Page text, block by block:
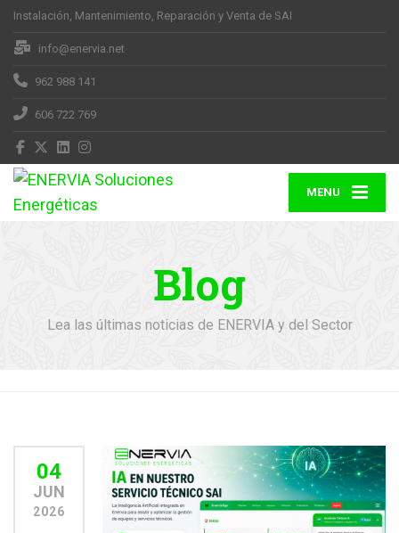
Instalación, Mantenimiento, Reparación y Venta de SAI
info@enervia.net
962 988 141
606 722 769
MENU
Blog
Lea las últimas noticias de ENERVIA y del Sector
04
JUN
2026